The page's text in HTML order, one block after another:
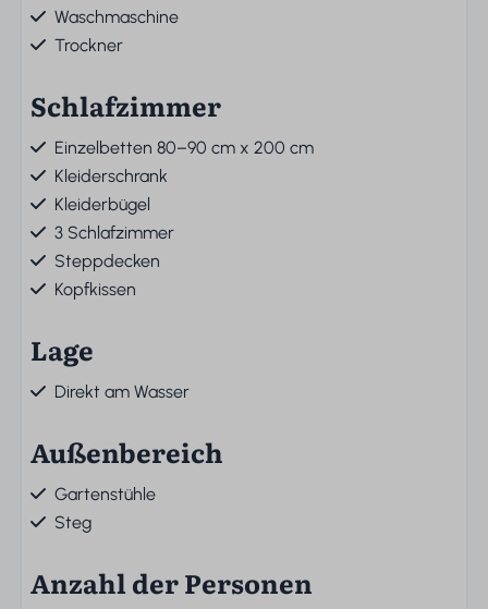
Waschmaschine
Trockner
Schlafzimmer
Einzelbetten 80–90 cm x 200 cm
Kleiderschrank
Kleiderbügel
3 Schlafzimmer
Steppdecken
Kopfkissen
Lage
Direkt am Wasser
Außenbereich
Gartenstühle
Steg
Anzahl der Personen